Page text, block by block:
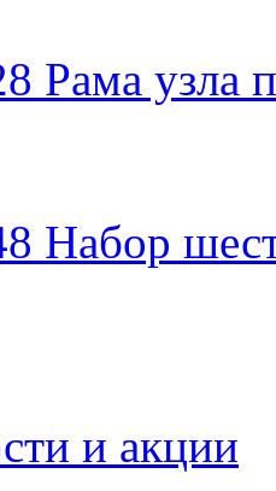
Рама узла
Набор
и акции